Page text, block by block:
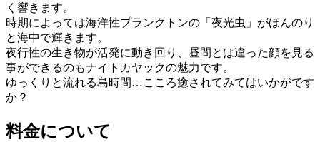
く響きます。
時期によっては海洋性プランクトンの「夜光虫」がほんのり
と海中で輝きます。
夜行性の生き物が活発に動き回り、昼間とは違った顔を見る
事ができるのもナイトカヤックの魅力です。
ゆっくりと流れる島時間…こころ癒されてみてはいかがです
か？
料金について